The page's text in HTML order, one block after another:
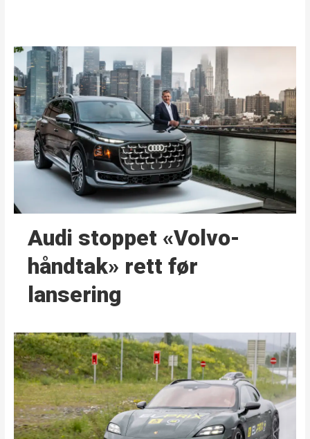
Audi stoppet «Volvo-
håndtak» rett før
lansering